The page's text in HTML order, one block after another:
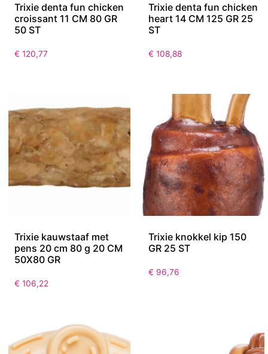
Trixie denta fun chicken
croissant 11 CM 80 GR
50 ST
€ 120,77
Trixie denta fun chicken
heart 14 CM 125 GR 25
ST
€ 108,88
Trixie kauwstaaf met
pens 20 cm 80 g 20 CM
50X80 GR
€ 106,22
Trixie knokkel kip 150
GR 25 ST
€ 96,76